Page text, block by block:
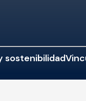
sostenibilidad